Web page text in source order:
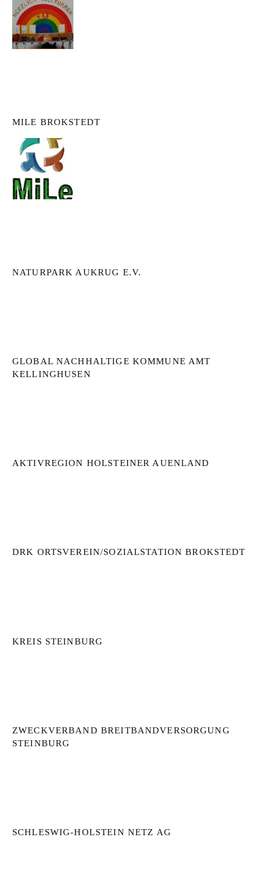
MILE BROKSTEDT
NATURPARK AUKRUG E.V.
GLOBAL NACHHALTIGE KOMMUNE AMT
KELLINGHUSEN
AKTIVREGION HOLSTEINER AUENLAND
DRK ORTSVEREIN/SOZIALSTATION BROKSTEDT
KREIS STEINBURG
ZWECKVERBAND BREITBANDVERSORGUNG
STEINBURG
SCHLESWIG-HOLSTEIN NETZ AG